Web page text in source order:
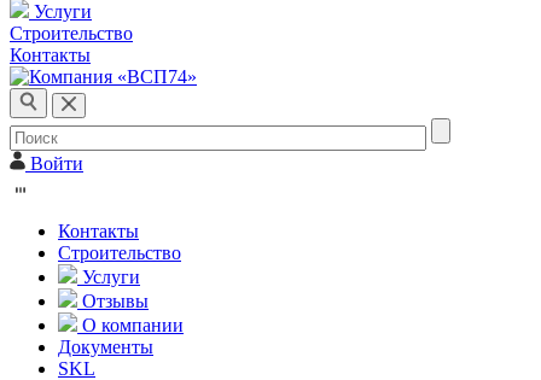
Услуги
Строительство
Контакты
Войти
Контакты
Строительство
Услуги
Отзывы
О компании
Документы
SKL